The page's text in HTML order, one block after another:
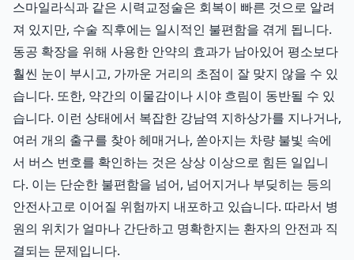
스마일라식과 같은 시력교정술은 회복이 빠른 것으로 알려
져 있지만, 수술 직후에는 일시적인 불편함을 겪게 됩니다.
동공 확장을 위해 사용한 안약의 효과가 남아있어 평소보다
훨씬 눈이 부시고, 가까운 거리의 초점이 잘 맞지 않을 수 있
습니다. 또한, 약간의 이물감이나 시야 흐림이 동반될 수 있
습니다. 이런 상태에서 복잡한 강남역 지하상가를 지나거나,
여러 개의 출구를 찾아 헤매거나, 쏟아지는 차량 불빛 속에
서 버스 번호를 확인하는 것은 상상 이상으로 힘든 일입니
다. 이는 단순한 불편함을 넘어, 넘어지거나 부딪히는 등의
안전사고로 이어질 위험까지 내포하고 있습니다. 따라서 병
원의 위치가 얼마나 간단하고 명확한지는 환자의 안전과 직
결되는 문제입니다.